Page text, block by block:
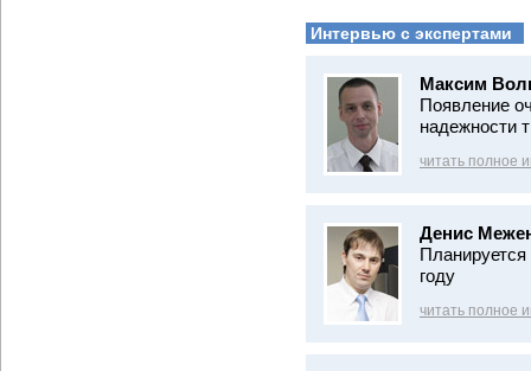
Интервью с экспертами
Максим
Появление
надежности
читать полное
Денис
Планируется
году
читать полное